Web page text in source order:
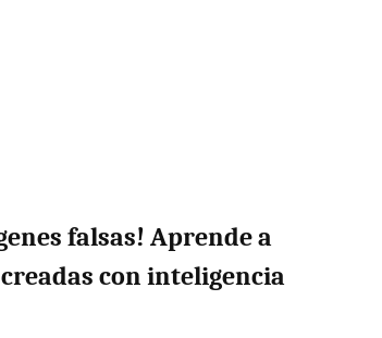
falsas! Aprende a
con inteligencia